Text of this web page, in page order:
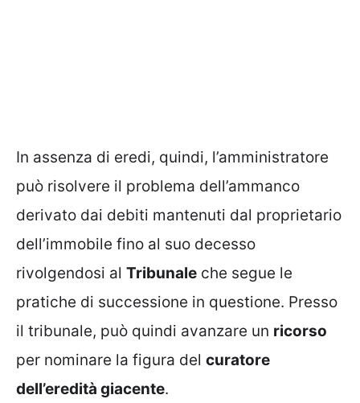
In assenza di eredi, quindi, l’amministratore
può risolvere il problema dell’ammanco
derivato dai debiti mantenuti dal proprietario
dell’immobile fino al suo decesso
rivolgendosi al Tribunale che segue le
pratiche di successione in questione. Presso
il tribunale, può quindi avanzare un ricorso
per nominare la figura del curatore
dell’eredità giacente.